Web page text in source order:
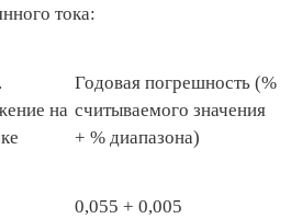
тока:
на
Годовая погрешность (%
считываемого значения
+ % диапазона)
0,055 + 0,005